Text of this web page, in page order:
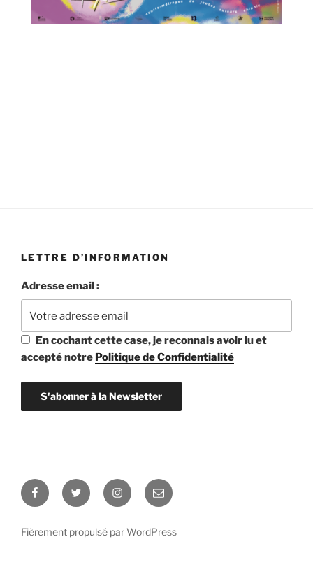
LETTRE D’INFORMATION
Adresse email :
En cochant cette case, je reconnais avoir lu et
accepté notre Politique de Confidentialité
FacebookTwitter Instagram
E-
mail
Fièrement propulsé par WordPress